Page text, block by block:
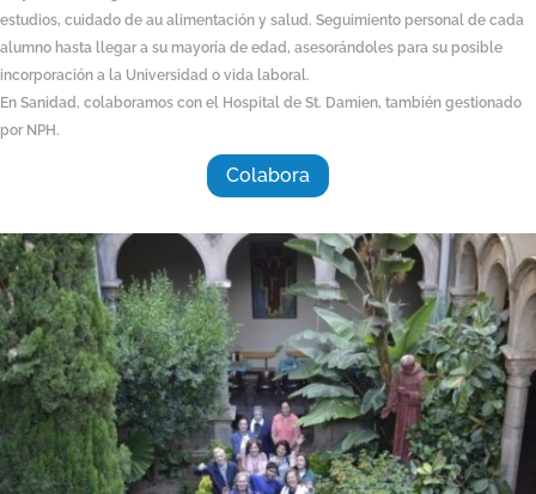
estudios, cuidado de au alimentación y salud. Seguimiento personal de cada
alumno hasta llegar a su mayoría de edad, asesorándoles para su posible
incorporación a la Universidad o vida laboral.
En Sanidad, colaboramos con el Hospital de St. Damien, también gestionado
por NPH.
Colabora